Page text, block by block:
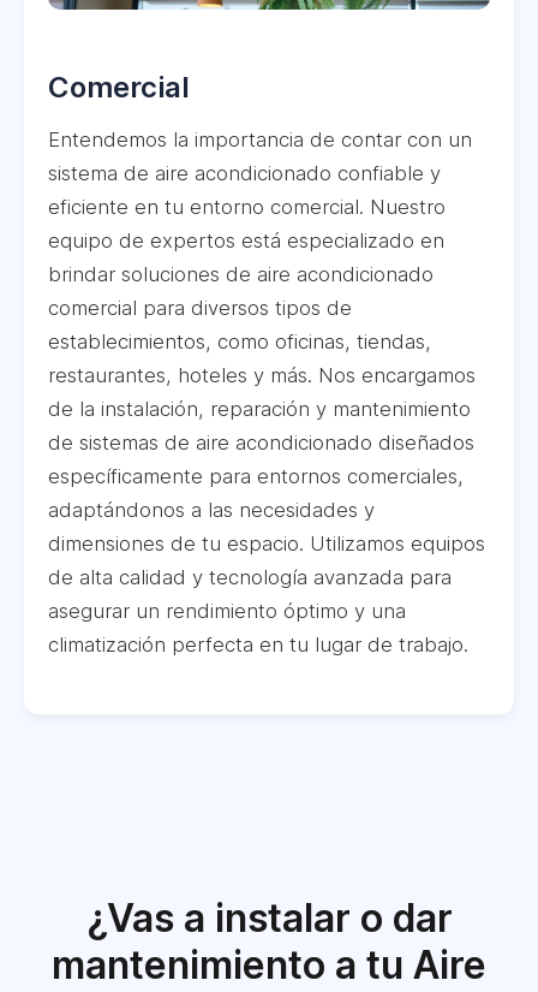
Comercial
Entendemos la importancia de contar con un
sistema de aire acondicionado confiable y
eficiente en tu entorno comercial. Nuestro
equipo de expertos está especializado en
brindar soluciones de aire acondicionado
comercial para diversos tipos de
establecimientos, como oficinas, tiendas,
restaurantes, hoteles y más. Nos encargamos
de la instalación, reparación y mantenimiento
de sistemas de aire acondicionado diseñados
específicamente para entornos comerciales,
adaptándonos a las necesidades y
dimensiones de tu espacio. Utilizamos equipos
de alta calidad y tecnología avanzada para
asegurar un rendimiento óptimo y una
climatización perfecta en tu lugar de trabajo.
¿Vas a instalar o dar
mantenimiento a tu Aire